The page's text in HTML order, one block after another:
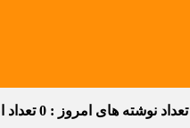
تعداد نوشته های امروز : 0 تعداد